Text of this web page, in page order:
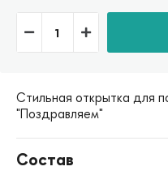
Стильная открытка для
"Поздравляем"
Состав